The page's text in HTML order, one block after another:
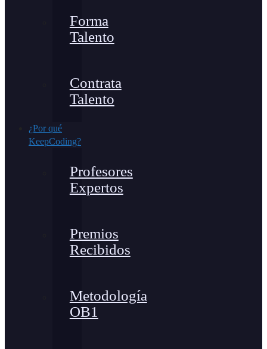
Forma
Talento
Contrata
Talento
¿Por qué
KeepCoding?
Profesores
Expertos
Premios
Recibidos
Metodología
OB1